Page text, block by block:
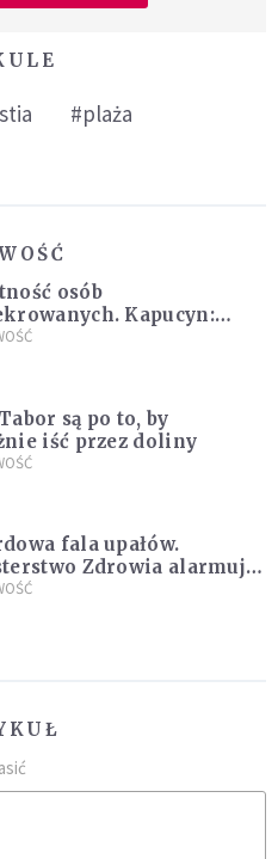
#plaża
osób
Kapucyn:
pojedynkę rzadko jest
są po to, by
iść przez doliny
fala upałów.
Zdrowia alarmuje
z czerwca